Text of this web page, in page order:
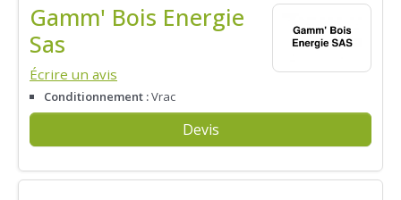
TROUVER SON FOURNISSEUR
ESPACE PRO
Gamm' Bois Energie
Sas
Écrire un avis
Conditionnement :Vrac
Devis